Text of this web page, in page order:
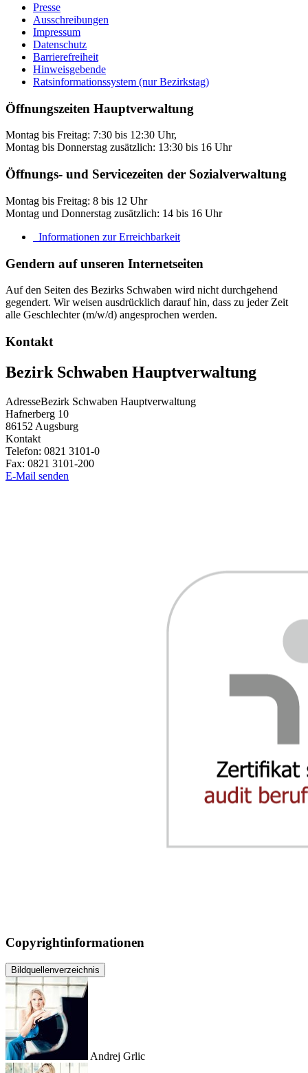
Presse
Ausschreibungen
Impressum
Datenschutz
Barrierefreiheit
Hinweisgebende
Ratsinformationssystem (nur Bezirkstag)
Öffnungszeiten Hauptverwaltung
Montag bis Freitag: 7:30 bis 12:30 Uhr,
Montag bis Donnerstag zusätzlich: 13:30 bis 16 Uhr
Öffnungs- und Servicezeiten der Sozialverwaltung
Montag bis Freitag: 8 bis 12 Uhr
Montag und Donnerstag zusätzlich: 14 bis 16 Uhr
Informationen zur Erreichbarkeit
Gendern auf unseren Internetseiten
Auf den Seiten des Bezirks Schwaben wird nicht durchgehend
gegendert. Wir weisen ausdrücklich darauf hin, dass zu jeder Zeit
alle Geschlechter (m/w/d) angesprochen werden.
Kontakt
Bezirk Schwaben Hauptverwaltung
AdresseBezirk Schwaben Hauptverwaltung
Hafnerberg 10
86152 Augsburg
Kontakt
Telefon: 0821 3101-0
Fax: 0821 3101-200
E-Mail senden
Copyrightinformationen
Bildquellenverzeichnis
Andrej Grlic